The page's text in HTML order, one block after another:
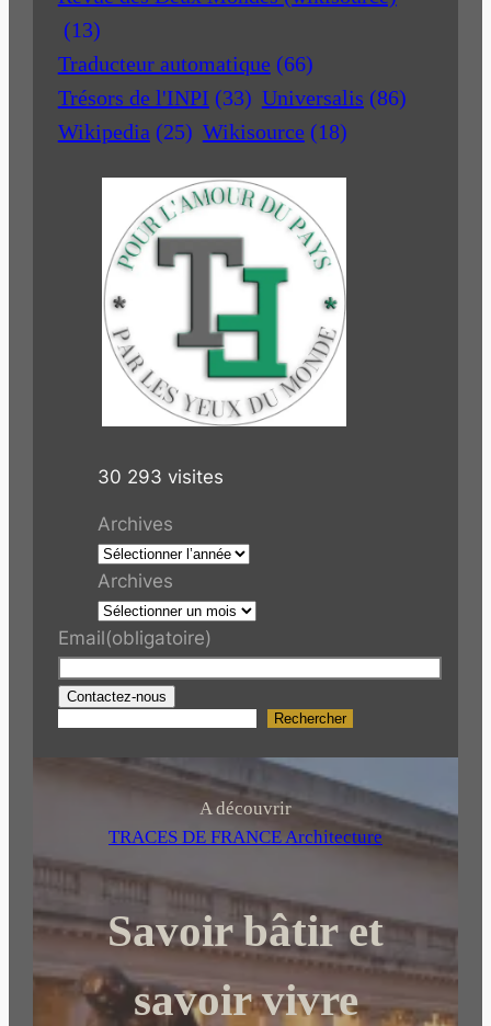
(13)
Traducteur automatique (66)
Trésors de l'INPI (33) Universalis (86)
Wikipedia (25) Wikisource (18)
30 293 visites
Archives
Archives
Email(obligatoire)
Contactez-nous
R
r
c
h
r
Rechercher
A découvrir
TRACES DE FRANCE Architecture
Savoir bâtir et
savoir vivre